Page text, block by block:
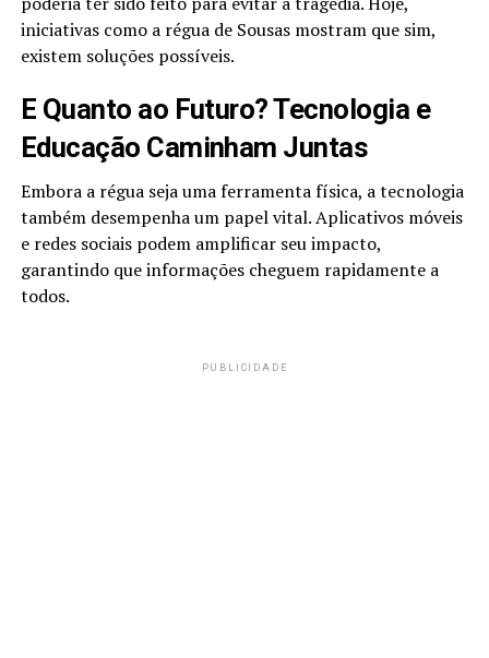
iniciativas como a régua de Sousas mostram que sim,
existem soluções possíveis.
E Quanto ao Futuro? Tecnologia e
Educação Caminham Juntas
Embora a régua seja uma ferramenta física, a tecnologia
também desempenha um papel vital. Aplicativos móveis
e redes sociais podem amplificar seu impacto,
garantindo que informações cheguem rapidamente a
todos.
PUBLICIDADE